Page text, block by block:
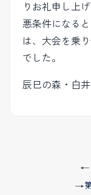
りお礼申し上げ
悪条件になる
は、大会を乗
でした。
辰巳の森・白井
←
→